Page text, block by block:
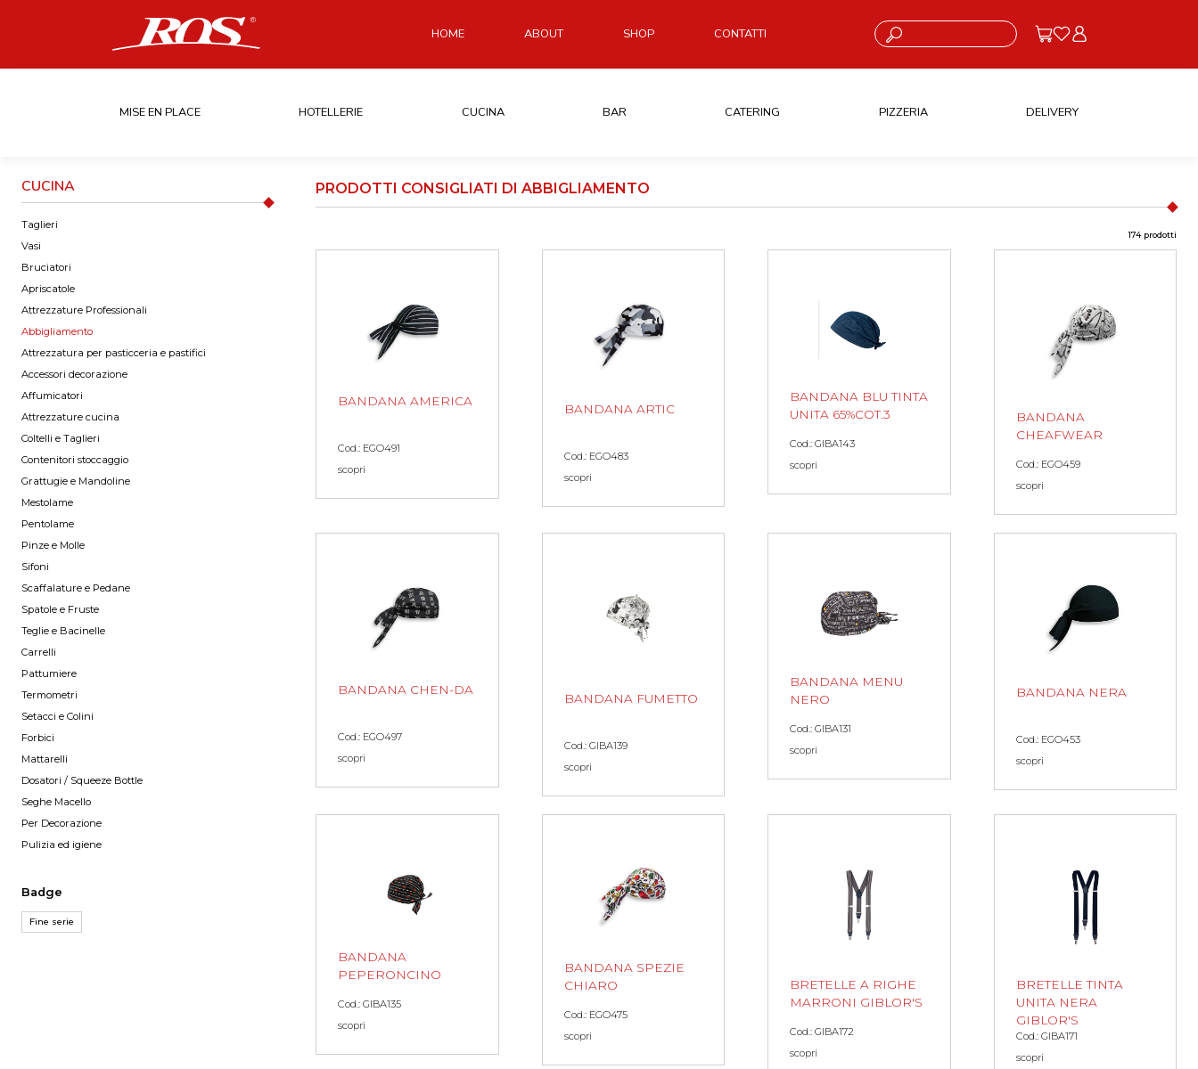
HOME ABOUT SHOP CONTATTI Cosa stai cercando?
MISE EN PLACE HOTELLERIE CUCINA BAR CATERING PIZZERIA DELIVERY
CUCINA
Taglieri
Vasi
Bruciatori
Apriscatole
Attrezzature Professionali
Abbigliamento
Attrezzatura per pasticceria e pastifici
Accessori decorazione
Affumicatori
Attrezzature cucina
Coltelli e Taglieri
Contenitori stoccaggio
Grattugie e Mandoline
Mestolame
Pentolame
Pinze e Molle
Sifoni
Scaffalature e Pedane
Spatole e Fruste
Teglie e Bacinelle
Carrelli
Pattumiere
Termometri
Setacci e Colini
Forbici
Mattarelli
Dosatori / Squeeze Bottle
Seghe Macello
Per Decorazione
Pulizia ed igiene
Badge
Fine serie
PRODOTTI CONSIGLIATI DI ABBIGLIAMENTO
174 prodotti
BANDANA AMERICA
Cod.: EGO491
scopri
BANDANA ARTIC
Cod.: EGO483
scopri
BANDANA BLU TINTA
UNITA 65%COT.3
Cod.: GIBA143
scopri
BANDANA
CHEAFWEAR
Cod.: EGO459
scopri
BANDANA CHEN-DA
Cod.: EGO497
scopri
BANDANA FUMETTO
Cod.: GIBA139
scopri
BANDANA MENU
NERO
Cod.: GIBA131
scopri
BANDANA NERA
Cod.: EGO453
scopri
BANDANA
PEPERONCINO
Cod.: GIBA135
scopri
BANDANA SPEZIE
CHIARO
Cod.: EGO475
scopri
BRETELLE A RIGHE
MARRONI GIBLOR'S
Cod.: GIBA172
scopri
BRETELLE TINTA
UNITA NERA
GIBLOR'S
Cod.: GIBA171
scopri